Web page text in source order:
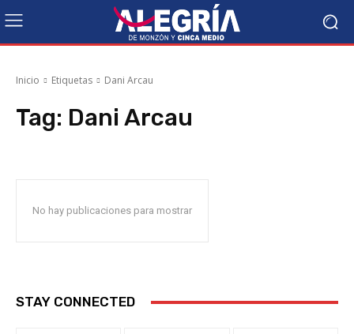
Inicio Etiquetas Dani Arcau
Tag: Dani Arcau
No hay publicaciones para mostrar
STAY CONNECTED